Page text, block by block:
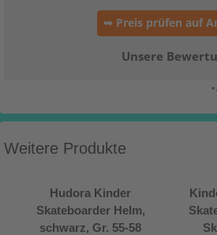
➥ Preis prüfen auf
Unsere
*
Weitere Produkte
Hudora Kinder
Skateboarder Helm,
schwarz, Gr. 55-58